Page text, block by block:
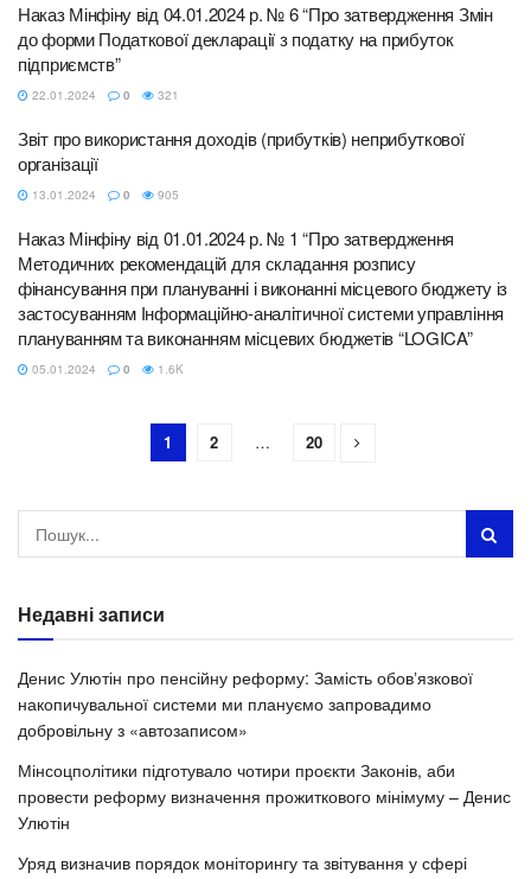
Наказ Мінфіну від 04.01.2024 р. № 6 “Про затвердження Змін
до форми Податкової декларації з податку на прибуток
підприємств”
22.01.2024 0 321
Звіт про використання доходів (прибутків) неприбуткової
організації
13.01.2024 0 905
Наказ Мінфіну від 01.01.2024 р. № 1 “Про затвердження
Методичних рекомендацій для складання розпису
фінансування при плануванні і виконанні місцевого бюджету із
застосуванням Інформаційно-аналітичної системи управління
плануванням та виконанням місцевих бюджетів “LOGICA”
05.01.2024 0 1.6K
1 2 … 20
Недавні записи
Денис Улютін про пенсійну реформу: Замість обовʼязкової
накопичувальної системи ми плануємо запровадимо
добровільну з «автозаписом»
Мінсоцполітики підготувало чотири проєкти Законів, аби
провести реформу визначення прожиткового мінімуму – Денис
Улютін
Уряд визначив порядок моніторингу та звітування у сфері